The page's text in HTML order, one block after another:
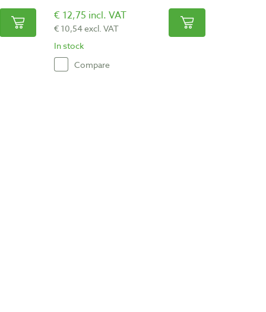
€ 12,75 incl. VAT
€ 10,54 excl. VAT
In stock
Compare